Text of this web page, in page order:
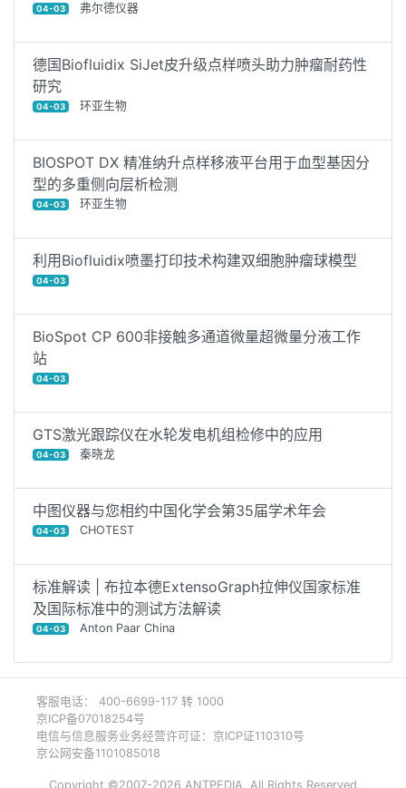
04-03 弗尔德仪器
德国Biofluidix SiJet皮升级点样喷头助力肿瘤耐药性
研究
04-03 环亚生物
BIOSPOT DX 精准纳升点样移液平台用于血型基因分
型的多重侧向层析检测
04-03 环亚生物
利用Biofluidix喷墨打印技术构建双细胞肿瘤球模型
04-03
BioSpot CP 600非接触多通道微量超微量分液工作
站
04-03
GTS激光跟踪仪在水轮发电机组检修中的应用
04-03 秦晓龙
中图仪器与您相约中国化学会第35届学术年会
04-03 CHOTEST
标准解读 | 布拉本德ExtensoGraph拉伸仪国家标准
及国际标准中的测试方法解读
04-03 Anton Paar China
客服电话： 400-6699-117 转 1000
京ICP备07018254号
电信与信息服务业务经营许可证：京ICP证110310号
京公网安备1101085018
Copyright ©2007-2026 ANTPEDIA, All Rights Reserved